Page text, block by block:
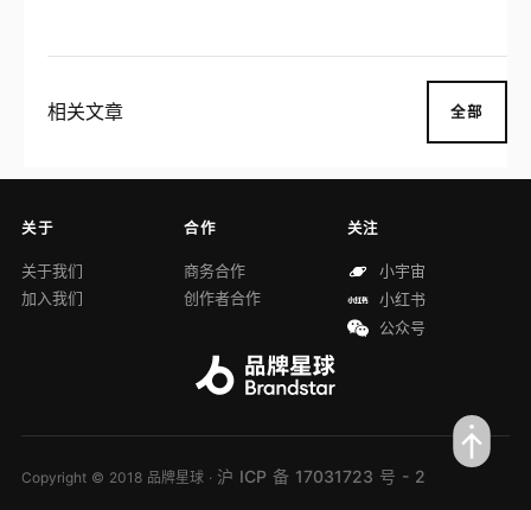
相关文章 全部
关于
关于我们
加入我们
合作
商务合作
创作者合作
关注
小宇宙
小红书
公众号
Copyright © 2018 品牌星球 · 沪 ICP 备 17031723 号 - 2